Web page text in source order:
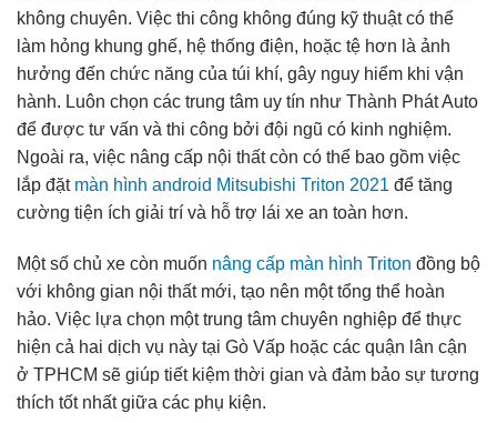
không chuyên. Việc thi công không đúng kỹ thuật có thể
làm hỏng khung ghế, hệ thống điện, hoặc tệ hơn là ảnh
hưởng đến chức năng của túi khí, gây nguy hiểm khi vận
hành. Luôn chọn các trung tâm uy tín như Thành Phát Auto
để được tư vấn và thi công bởi đội ngũ có kinh nghiệm.
Ngoài ra, việc nâng cấp nội thất còn có thể bao gồm việc
lắp đặt màn hình android Mitsubishi Triton 2021 để tăng
cường tiện ích giải trí và hỗ trợ lái xe an toàn hơn.
Một số chủ xe còn muốn nâng cấp màn hình Triton đồng bộ
với không gian nội thất mới, tạo nên một tổng thể hoàn
hảo. Việc lựa chọn một trung tâm chuyên nghiệp để thực
hiện cả hai dịch vụ này tại Gò Vấp hoặc các quận lân cận
ở TPHCM sẽ giúp tiết kiệm thời gian và đảm bảo sự tương
thích tốt nhất giữa các phụ kiện.